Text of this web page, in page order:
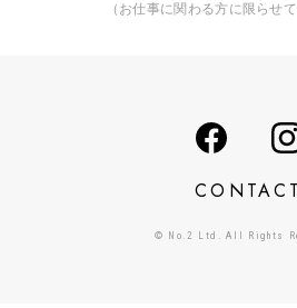
（お仕事に関わる方に限らせ
CONTACT
© No.2 Ltd. All Rights